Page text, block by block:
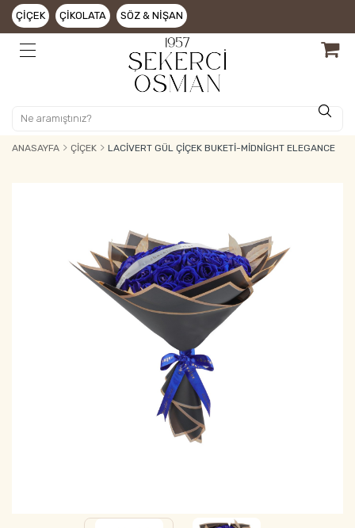
ÇIÇEK ÇIKOLATA SÖZ & NIŞAN
ANASAYFA ÇIÇEK LACIVERT GÜL ÇIÇEK BUKETI-MIDNIGHT ELEGANCE